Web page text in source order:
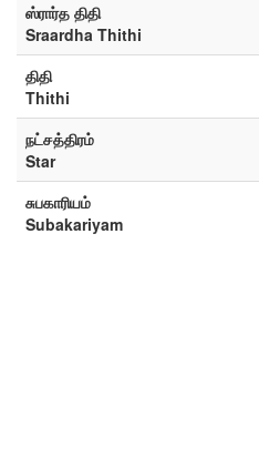
ஸ்ரார்த திதி
Sraardha Thithi
திதி
Thithi
நட்சத்திரம்
Star
சுபகாரியம்
Subakariyam